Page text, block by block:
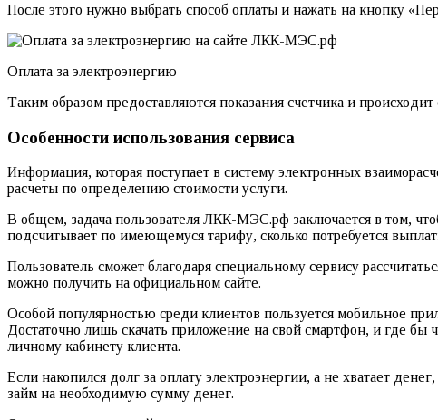
После этого нужно выбрать способ оплаты и нажать на кнопку
Оплата за электроэнергию
Таким образом предоставляются показания счетчика и происходит
Особенности использования сервиса
Информация, которая поступает в систему электронных
расчеты по определению стоимости услуги.
В общем, задача пользователя ЛКК-МЭС.рф заключается в том,
подсчитывает по имеющемуся тарифу, сколько потребуется
Пользователь сможет благодаря специальному сервису
можно получить на официальном сайте.
Особой популярностью среди клиентов пользуется мобильное
Достаточно лишь скачать приложение на свой смартфон, и где
личному кабинету клиента.
Если накопился долг за оплату электроэнергии, а не хватает
займ на необходимую сумму денег.